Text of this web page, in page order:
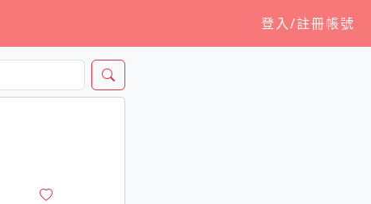
登入/註冊帳號